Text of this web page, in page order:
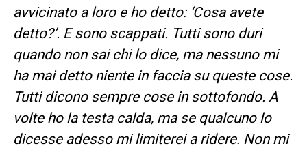
avvicinato a loro e ho detto: ‘Cosa avete
detto?’. E sono scappati. Tutti sono duri
quando non sai chi lo dice, ma nessuno mi
ha mai detto niente in faccia su queste cose.
Tutti dicono sempre cose in sottofondo. A
volte ho la testa calda, ma se qualcuno lo
dicesse adesso mi limiterei a ridere. Non mi